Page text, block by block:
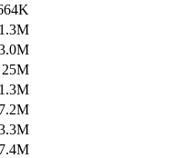
1.3M
25M
1.3M
7.2M
7.4M